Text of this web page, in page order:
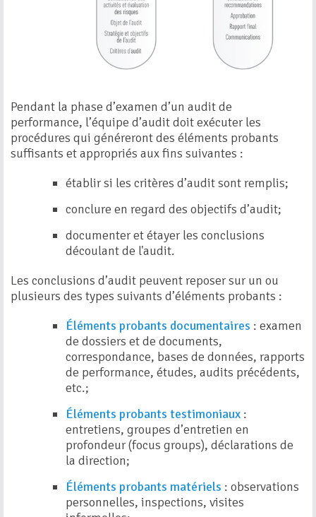
Pendant la phase d’examen d’un audit de
performance, l’équipe d’audit doit exécuter les
procédures qui généreront des éléments probants
suffisants et appropriés aux fins suivantes :
établir si les critères d’audit sont remplis;
conclure en regard des objectifs d’audit;
documenter et étayer les conclusions
découlant de l'audit.
Les conclusions d’audit peuvent reposer sur un ou
plusieurs des types suivants d’éléments probants :
Éléments probants documentaires : examen
de dossiers et de documents,
correspondance, bases de données, rapports
de performance, études, audits précédents,
etc.;
Éléments probants testimoniaux :
entretiens, groupes d’entretien en
profondeur (focus groups), déclarations de
la direction;
Éléments probants matériels : observations
personnelles, inspections, visites